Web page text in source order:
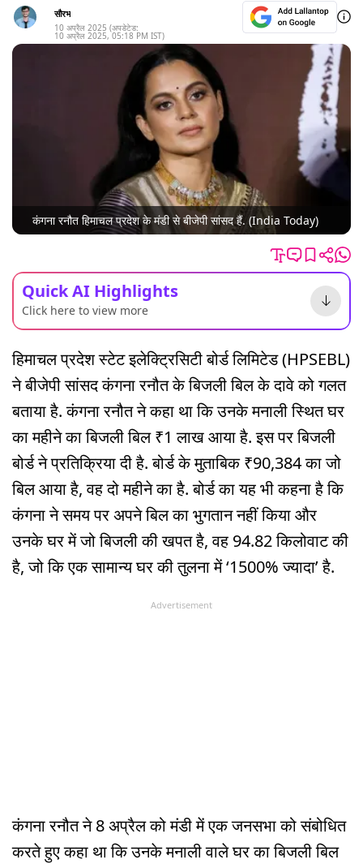
सौरभ
10 अप्रैल 2025 (अपडेटेड:
10 अप्रैल 2025, 05:18 PM IST)
कंगना रनौत हिमाचल प्रदेश के मंडी से बीजेपी सांसद हैं. (India Today)
Quick AI Highlights
Click here to view more
हिमाचल प्रदेश स्टेट इलेक्ट्रिसिटी बोर्ड लिमिटेड (HPSEBL)
ने बीजेपी सांसद कंगना रनौत के बिजली बिल के दावे को गलत
बताया है. कंगना रनौत ने कहा था कि उनके मनाली स्थित घर
का महीने का बिजली बिल ₹1 लाख आया है. इस पर बिजली
बोर्ड ने प्रतिक्रिया दी है. बोर्ड के मुताबिक ₹90,384 का जो
बिल आया है, वह दो महीने का है. बोर्ड का यह भी कहना है कि
कंगना ने समय पर अपने बिल का भुगतान नहीं किया और
उनके घर में जो बिजली की खपत है, वह 94.82 किलोवाट की
है, जो कि एक सामान्य घर की तुलना में ‘1500% ज्यादा’ है.
Advertisement
कंगना रनौत ने 8 अप्रैल को मंडी में एक जनसभा को संबोधित
करते हुए कहा था कि उनके मनाली वाले घर का बिजली बिल